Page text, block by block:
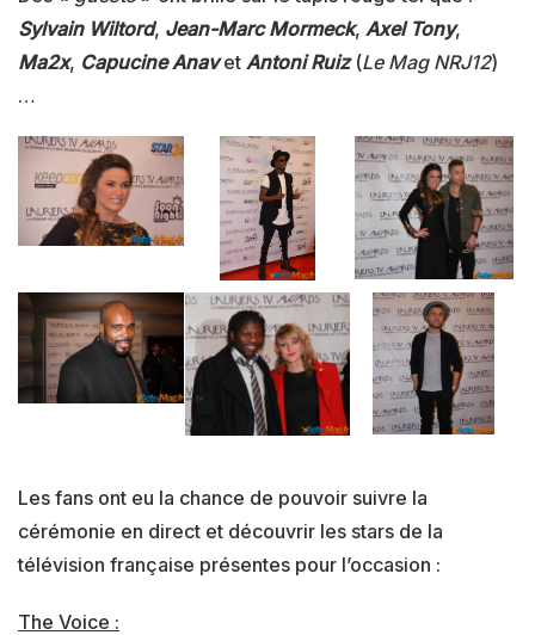
Sylvain Wiltord, Jean-Marc Mormeck, Axel Tony,
Ma2x, Capucine Anavet Antoni Ruiz(Le Mag NRJ12)
…
Les fans ont eu la chance de pouvoir suivre la
cérémonie en direct et découvrir les stars de la
télévision française présentes pour l’occasion :
The Voice :